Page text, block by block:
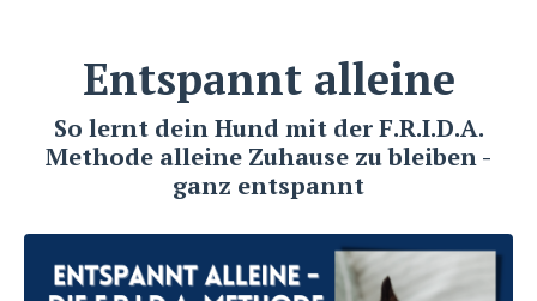
Entspannt alleine
So lernt dein Hund mit der F.R.I.D.A.
Methode alleine Zuhause zu bleiben -
ganz entspannt